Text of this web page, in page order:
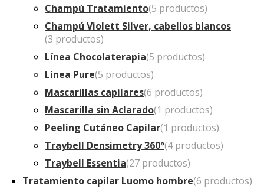
Champú Tratamiento(5 productos)
Champú Violett Silver, cabellos blancos
(3 productos)
Línea Chocolaterapia(5 productos)
Línea Pure(5 productos)
Mascarillas capilares(6 productos)
Mascarilla sin Aclarado(1 productos)
Peeling Cutáneo Capilar(1 productos)
Traybell Densimetry 360º(4 productos)
Traybell Essentia(27 productos)
Tratamiento capilar Luomo hombre(6 productos)